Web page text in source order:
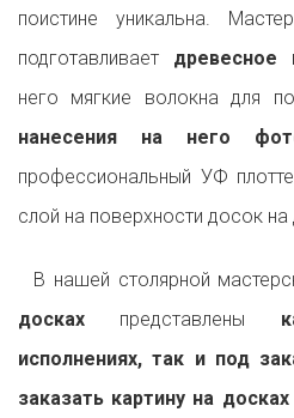
поистине уникальна.
подготавливает древесное
него мягкие волокна для
нанесения на него
профессиональный УФ
слой на поверхности досок на
В нашей столярной
досках представлены
исполнениях, так и под
заказать картину на